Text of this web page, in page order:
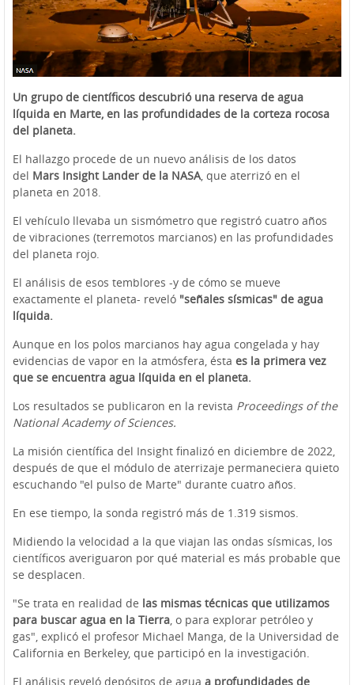
Un grupo de científicos descubrió una reserva de agua
líquida en Marte, en las profundidades de la corteza rocosa
del planeta.
El hallazgo procede de un nuevo análisis de los datos
del Mars Insight Lander de la NASA , que aterrizó en el
planeta en 2018.
El vehículo llevaba un sismómetro que registró cuatro años
de vibraciones (terremotos marcianos) en las profundidades
del planeta rojo.
El análisis de esos temblores -y de cómo se mueve
exactamente el planeta- reveló "señales sísmicas" de agua
líquida.
Aunque en los polos marcianos hay agua congelada y hay
evidencias de vapor en la atmósfera, ésta es la primera vez
que se encuentra agua líquida en el planeta.
Los resultados se publicaron en la revista Proceedings of the
National Academy of Sciences.
La misión científica del Insight finalizó en diciembre de 2022,
después de que el módulo de aterrizaje permaneciera quieto
escuchando "el pulso de Marte" durante cuatro años.
En ese tiempo, la sonda registró más de 1.319 sismos.
Midiendo la velocidad a la que viajan las ondas sísmicas, los
científicos averiguaron por qué material es más probable que
se desplacen.
"Se trata en realidad de las mismas técnicas que utilizamos
para buscar agua en la Tierra , o para explorar petróleo y
gas", explicó el profesor Michael Manga, de la Universidad de
California en Berkeley, que participó en la investigación.
El análisis reveló depósitos de agua a profundidades de